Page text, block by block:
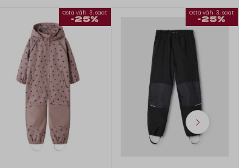
Osta väh. 3, saat
-25%
Osta väh. 3, saat
-25%